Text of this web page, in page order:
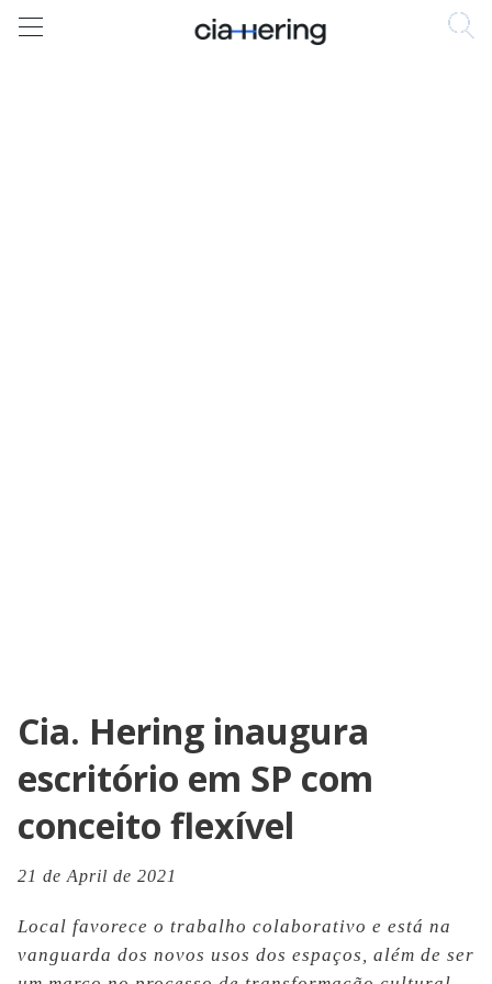
Cia. Hering inaugura
escritório em SP com
conceito flexível
21 de April de 2021
Local favorece o trabalho colaborativo e está na
vanguarda dos novos usos dos espaços, além de ser